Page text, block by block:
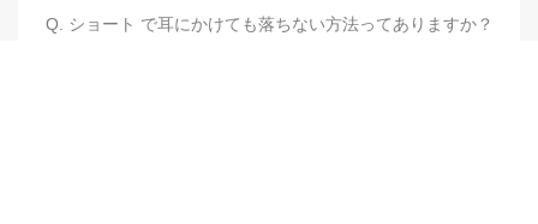
Q. ショート で耳にかけても落ちない方法ってありますか？